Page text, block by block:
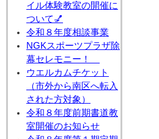
イル体験教室の開催に
ついて💅
令和８年度相談事業
NGKスポーツプラザ除
幕セレモニー！
ウエルカムチケット
（市外から南区へ転入
された方対象）
令和８年度前期書道教
室開催のお知らせ